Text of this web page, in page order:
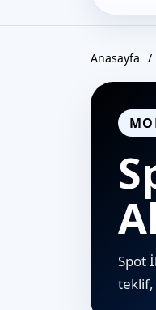
Anasayfa /
Spot
teklif,